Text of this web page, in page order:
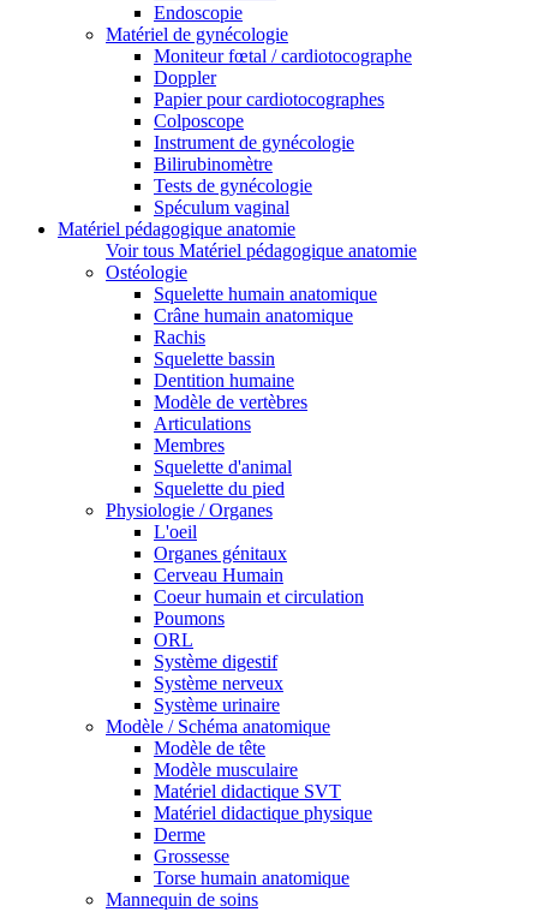
Endoscopie
Matériel de gynécologie
Moniteur fœtal / cardiotocographe
Doppler
Papier pour cardiotocographes
Colposcope
Instrument de gynécologie
Bilirubinomètre
Tests de gynécologie
Spéculum vaginal
Matériel pédagogique anatomie
Voir tous Matériel pédagogique anatomie
Ostéologie
Squelette humain anatomique
Crâne humain anatomique
Rachis
Squelette bassin
Dentition humaine
Modèle de vertèbres
Articulations
Membres
Squelette d'animal
Squelette du pied
Physiologie / Organes
L'oeil
Organes génitaux
Cerveau Humain
Coeur humain et circulation
Poumons
ORL
Système digestif
Système nerveux
Système urinaire
Modèle / Schéma anatomique
Modèle de tête
Modèle musculaire
Matériel didactique SVT
Matériel didactique physique
Derme
Grossesse
Torse humain anatomique
Mannequin de soins